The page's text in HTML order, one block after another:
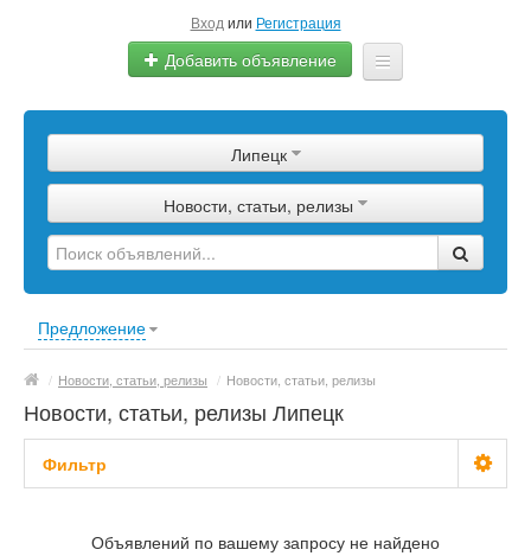
Вход или Регистрация
Добавить объявление
Сырье
Изделия
Оборудование
Липецк
Новости, статьи, релизы
Предложение
/ Новости, статьи, релизы / Новости, статьи, релизы
Новости, статьи, релизы Липецк
Фильтр
Частные
Объявлений по вашему запросу не найдено